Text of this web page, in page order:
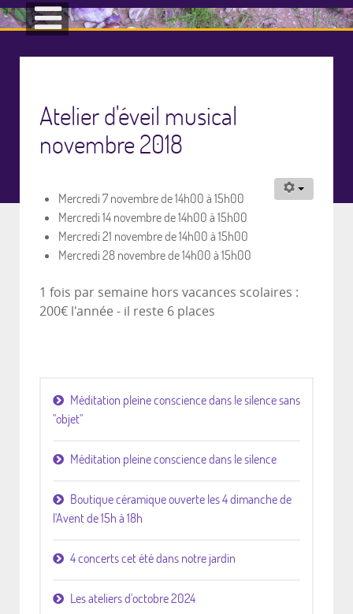
Atelier d'éveil musical
novembre 2018
Mercredi 7 novembre de 14h00 à 15h00
Mercredi 14 novembre de 14h00 à 15h00
Mercredi 21 novembre de 14h00 à 15h00
Mercredi 28 novembre de 14h00 à 15h00
1 fois par semaine hors vacances scolaires :
200€ l'année - il reste 6 places
Méditation pleine conscience dans le silence sans
"objet"
Méditation pleine conscience dans le silence
Boutique céramique ouverte les 4 dimanche de
l'Avent de 15h à 18h
4 concerts cet été dans notre jardin
Les ateliers d'octobre 2024